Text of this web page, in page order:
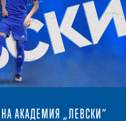
АКАДЕМИЯ „ЛЕВСКИ“